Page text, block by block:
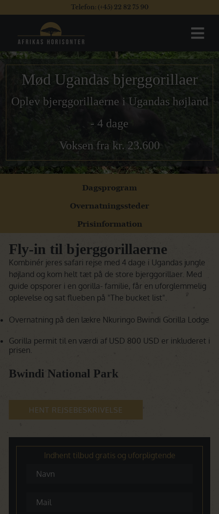
Telefon: (+45) 22 82 75 90
Mød Ugandas bjerggorillaer
Oplev bjerggorillaerne i Ugandas højland
- 4 dage
Voksen fra kr. 23.600
Dagsprogram
Overnatningssteder
Prisinformation
Fly-in til bjerggorillaerne
Kombinér jeres safari rejse med 4 dage i Ugandas jungle
højland og kom helt tæt på de store bjerggorillaer. Med
guide opsporer i en gorilla- familie, får en uforglemmelig
oplevelse og sat flueben på "The bucket list".
Overnatning på den lækre Nkuringo Bwindi Gorilla Lodge
Gorilla permit til en værdi af USD 800 USD er inkluderet i
prisen.
Bwindi National Park
HENT REJSEBESKRIVELSE
Indhent tilbud gratis og uforpligtende